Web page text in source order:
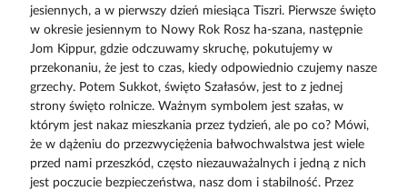
jesiennych, a w pierwszy dzień miesiąca Tiszri. Pierwsze święto
w okresie jesiennym to Nowy Rok Rosz ha-szana, następnie
Jom Kippur, gdzie odczuwamy skruchę, pokutujemy w
przekonaniu, że jest to czas, kiedy odpowiednio czujemy nasze
grzechy. Potem Sukkot, święto Szałasów, jest to z jednej
strony święto rolnicze. Ważnym symbolem jest szałas, w
którym jest nakaz mieszkania przez tydzień, ale po co? Mówi,
że w dążeniu do przezwyciężenia bałwochwalstwa jest wiele
przed nami przeszkód, często niezauważalnych i jedną z nich
jest poczucie bezpieczeństwa, nasz dom i stabilność. Przez